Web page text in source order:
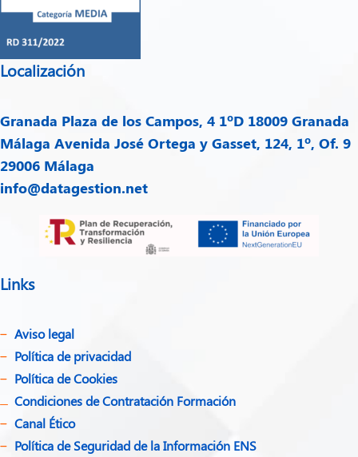
Localización
Granada Plaza de los Campos, 4 1ºD 18009 Granada
Málaga Avenida José Ortega y Gasset, 124, 1º, Of. 9
29006 Málaga
info@datagestion.net
Links
Aviso legal
Política de privacidad​
Política de Cookies
Condiciones de Contratación Formación
Canal Ético
Política de Seguridad de la Información ENS